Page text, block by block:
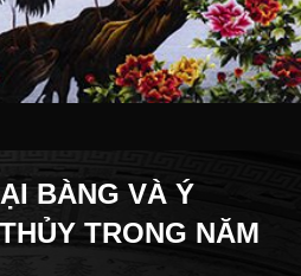
BÀNG VÀ Ý
TRONG NĂM